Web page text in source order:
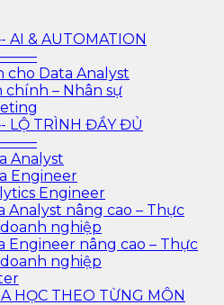
& AUTOMATION
cho Data Analyst
– Nhân sự
TRÌNH ĐẦY ĐỦ
Analyst
Engineer
Engineer
Analyst nâng cao – Thực
nghiệp
Engineer nâng cao – Thực
nghiệp
THEO TỪNG MÔN